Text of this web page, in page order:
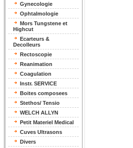
Gynecologie
Ophtalmologie
Mors Tungstene et
Highcut
Ecarteurs &
Decolleurs
Rectoscopie
Reanimation
Coagulation
Instr. SERVICE
Boites composees
Stethos/ Tensio
WELCH ALLYN
Petit Materiel Medical
Cuves Ultrasons
Divers